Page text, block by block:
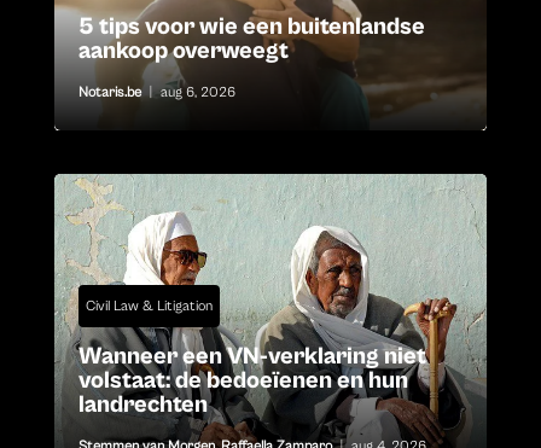
5 tips voor wie een buitenlandse
aankoop overweegt
Notaris.be | aug 6, 2026
Civil Law & Litigation
Wanneer een VN-verklaring niet
volstaat: de bedoeïenen en hun
landrechten